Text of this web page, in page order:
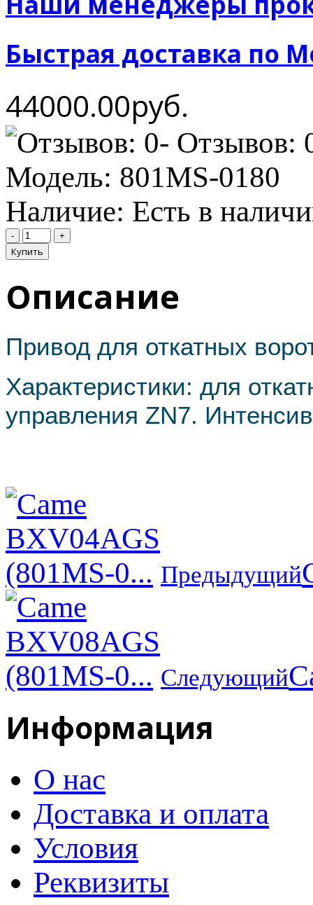
Быстрая доставка по
44000.00руб.
- Отзывов:
Модель: 801MS-0180
Наличие: Есть в
Описание
Привод для откатных
Характеристики: для
управления ZN7.
Предыдущий
Следующий
Информация
О нас
Доставка и оплата
Условия
Реквизиты